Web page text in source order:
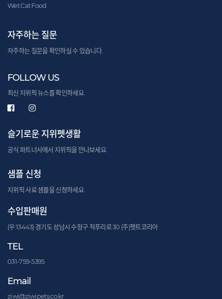
Wet Cat Food
자주하는 질문
자주하는 질문을 확인하실 수 있습니다.
FOLLOW US
최신 지위픽 뉴스를 확인하세요.
슬기로운 지위펫생활
공식 파트너사에서 지위픽을 만나보세요.
샘플 신청
지위픽 사료 샘플을 신청하세요.
수입판매원
(우:13443) 경기도 성남시 수정구 적푸리로 30 (주)펫트코리아
TEL
031-759-5395
Email
ziwi@ziwipets.co.kr